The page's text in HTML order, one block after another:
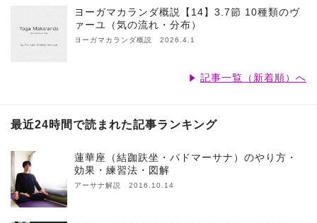
ヨーガマカランダ概説【14】3.7節 10種類のヴ
ァーユ（気の流れ・分布）
ヨーガマカランダ概説 2026.4.1
記事一覧（新着順）へ
最近24時間で読まれた記事ランキング
蓮華座（結跏趺坐・パドマーサナ）のやり方・
効果・練習法・図解
アーサナ解説 2016.10.14